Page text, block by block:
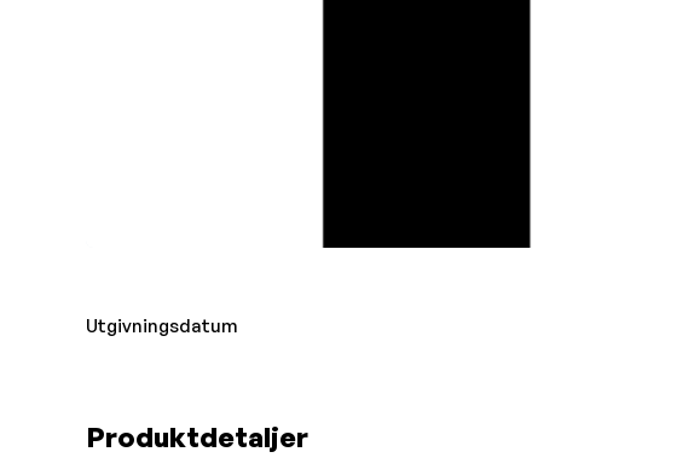
Utgivningsdatum
Produktdetaljer